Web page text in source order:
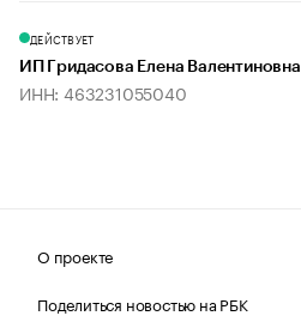
ДЕЙСТВУЕТ
ИП Гридасова Елена Валентиновна
ИНН: 463231055040
О проекте
Поделиться новостью на РБК